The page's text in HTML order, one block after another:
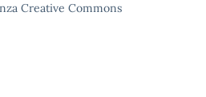
Creative Commons